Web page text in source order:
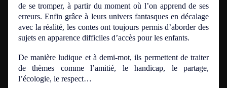
de se tromper, à partir du moment où l’on apprend de ses
erreurs. Enfin grâce à leurs univers fantasques en décalage
avec la réalité, les contes ont toujours permis d’aborder des
sujets en apparence difficiles d’accès pour les enfants.
De manière ludique et à demi-mot, ils permettent de traiter
de thèmes comme l’amitié, le handicap, le partage,
l’écologie, le respect…